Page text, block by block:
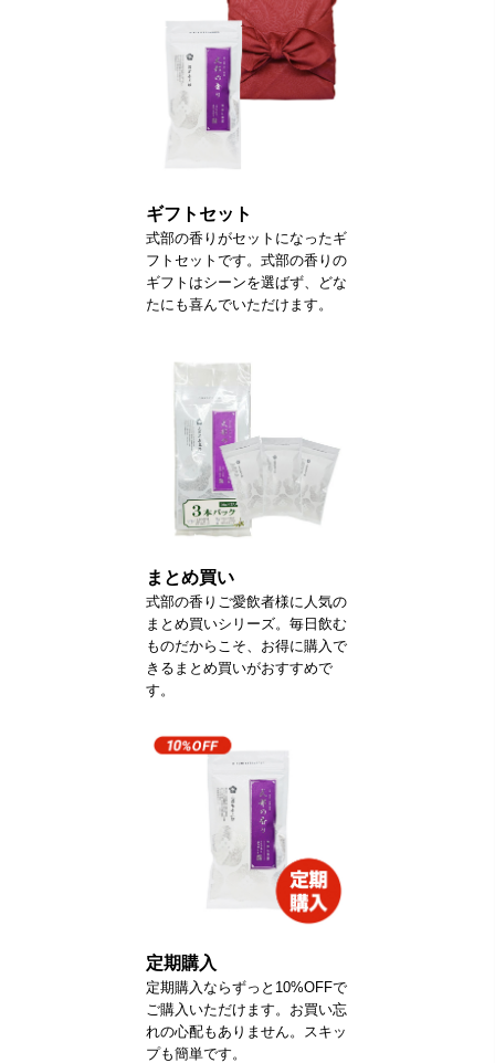
ギフトセット
式部の香りがセットになったギ
フトセットです。式部の香りの
ギフトはシーンを選ばず、どな
たにも喜んでいただけます。
まとめ買い
式部の香りご愛飲者様に人気の
まとめ買いシリーズ。毎日飲む
ものだからこそ、お得に購入で
きるまとめ買いがおすすめで
す。
定期購入
定期購入ならずっと10%OFFで
ご購入いただけます。お買い忘
れの心配もありません。スキッ
プも簡単です。